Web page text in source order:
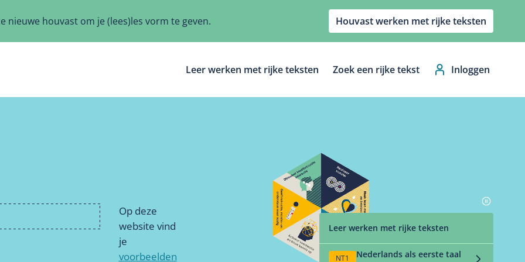
nieuwe houvast om je (lees)les vorm te geven. Houvast werken met rijke teksten
Leer werken met rijke teksten Zoek een rijke tekst Inloggen
Op deze
website vind
je
voorbeelden
Leer werken met rijke teksten
NT1
Nederlands als eerste taal